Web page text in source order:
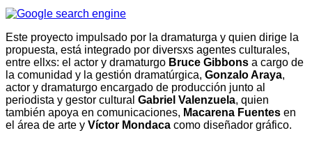
Este proyecto impulsado por la dramaturga y quien dirige la
propuesta, está integrado por diversxs agentes culturales,
entre ellxs: el actor y dramaturgo Bruce Gibbons a cargo de
la comunidad y la gestión dramatúrgica, Gonzalo Araya,
actor y dramaturgo encargado de producción junto al
periodista y gestor cultural Gabriel Valenzuela, quien
también apoya en comunicaciones, Macarena Fuentes en
el área de arte y Víctor Mondaca como diseñador gráfico.